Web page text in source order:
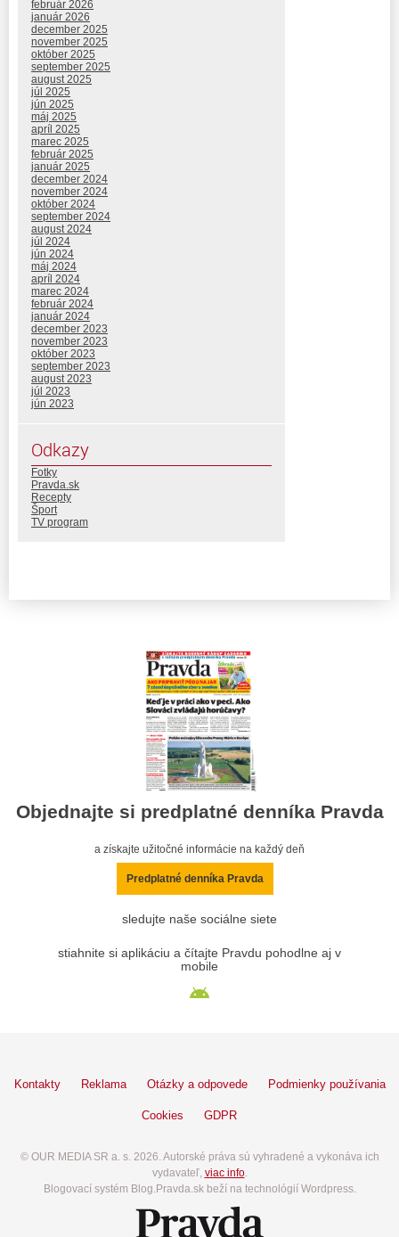
február 2026
január 2026
december 2025
november 2025
október 2025
september 2025
august 2025
júl 2025
jún 2025
máj 2025
apríl 2025
marec 2025
február 2025
január 2025
december 2024
november 2024
október 2024
september 2024
august 2024
júl 2024
jún 2024
máj 2024
apríl 2024
marec 2024
február 2024
január 2024
december 2023
november 2023
október 2023
september 2023
august 2023
júl 2023
jún 2023
Odkazy
Fotky
Pravda.sk
Recepty
Šport
TV program
Objednajte si predplatné denníka Pravda
a získajte užitočné informácie na každý deň
Predplatné denníka Pravda
sledujte naše sociálne siete
stiahnite si aplikáciu a čítajte Pravdu pohodlne aj v
mobile
Kontakty Reklama Otázky a odpovede Podmienky používania
Cookies GDPR
© OUR MEDIA SR a. s. 2026. Autorské práva sú vyhradené a vykonáva ich
vydavateľ, viac info.
Blogovací systém Blog.Pravda.sk beží na technológií Wordpress.